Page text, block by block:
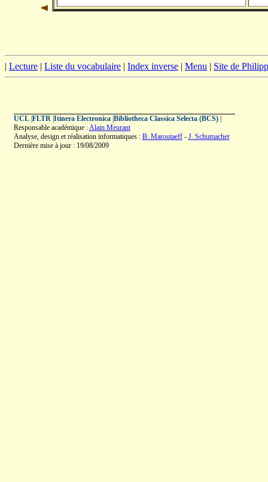
| Lecture | Liste du vocabulaire | Index inverse | Menu | Site de
UCL| FLTR| Itinera Electronica| Bibliotheca Classica Selecta (BCS)|
Responsable académique :Alain Meurant
Analyse, design et réalisation informatiques : B. Maroutaeff- J. Schumacher
Dernière mise à jour : 19/08/2009